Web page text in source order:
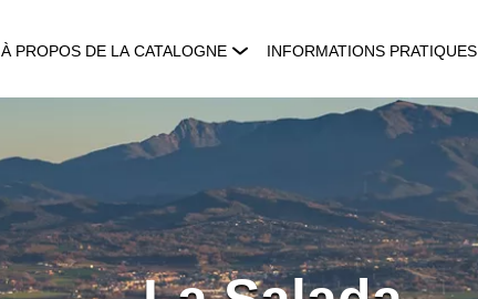
À PROPOS DE LA CATALOGNE INFORMATIONS PRATIQUES